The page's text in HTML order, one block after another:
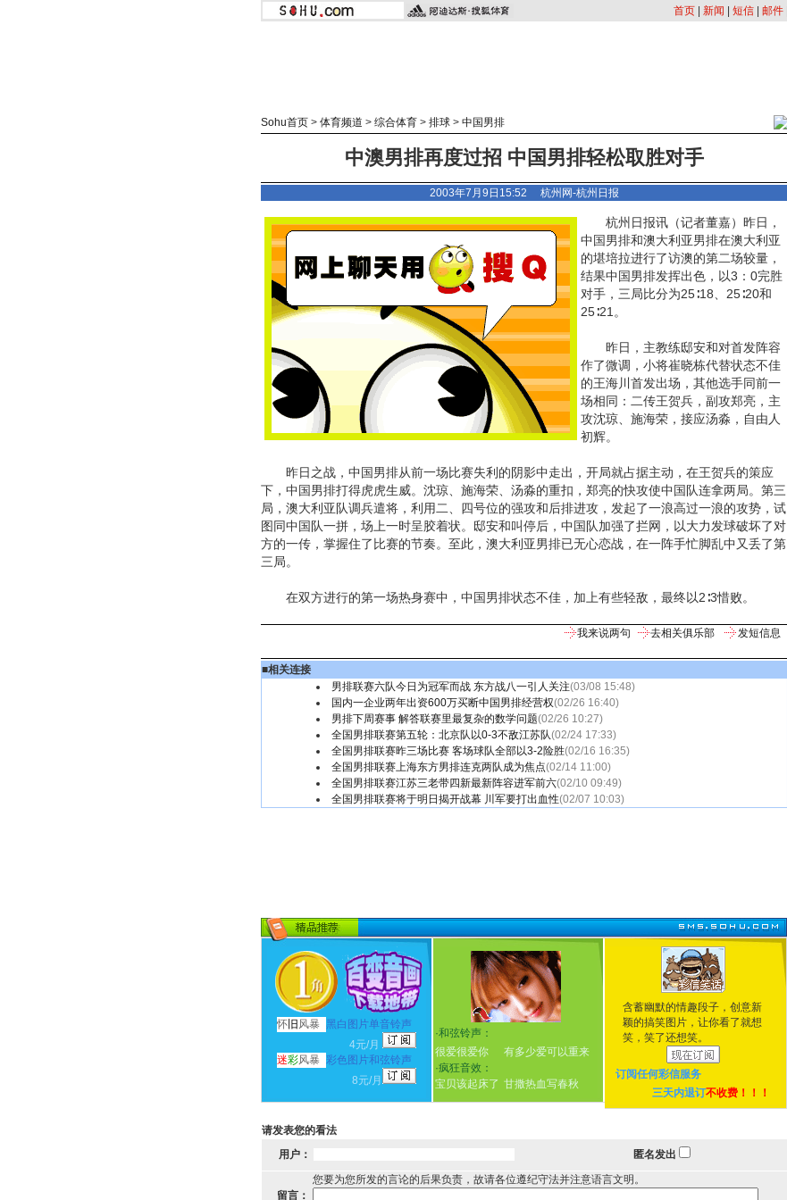
首页 新闻 短信 邮件
Sohu首页 > 体育频道 > 综合体育 > 排球 > 中国男排
中澳男排再度过招 中国男排轻松取胜对手
2003年7月9日15:52 杭州网-杭州日报
杭州日报讯（记者董嘉）昨日，
中国男排和澳大利亚男排在澳大利亚
的堪培拉进行了访澳的第二场较量，
结果中国男排发挥出色，以3：0完胜
对手，三局比分为25∶18、25∶20和
25∶21。
昨日，主教练邸安和对首发阵容
作了微调，小将崔晓栋代替状态不佳
的王海川首发出场，其他选手同前一
场相同：二传王贺兵，副攻郑亮，主
攻沈琼、施海荣，接应汤淼，自由人
初辉。
昨日之战，中国男排从前一场比赛失利的阴影中走出，开局就占据主动，在王贺兵的策应
下，中国男排打得虎虎生威。沈琼、施海荣、汤淼的重扣，郑亮的快攻使中国队连拿两局。第三
局，澳大利亚队调兵遣将，利用二、四号位的强攻和后排进攻，发起了一浪高过一浪的攻势，试
图同中国队一拼，场上一时呈胶着状。邸安和叫停后，中国队加强了拦网，以大力发球破坏了对
方的一传，掌握住了比赛的节奏。至此，澳大利亚男排已无心恋战，在一阵手忙脚乱中又丢了第
三局。
在双方进行的第一场热身赛中，中国男排状态不佳，加上有些轻敌，最终以2∶3惜败。
我来说两句 去相关俱乐部 发短信息
■相关连接
男排联赛六队今日为冠军而战 东方战八一引人关注(03/08 15:48)
国内一企业两年出资600万买断中国男排经营权(02/26 16:40)
男排下周赛事 解答联赛里最复杂的数学问题(02/26 10:27)
全国男排联赛第五轮：北京队以0-3不敌江苏队(02/24 17:33)
全国男排联赛昨三场比赛 客场球队全部以3-2险胜(02/16 16:35)
全国男排联赛上海东方男排连克两队成为焦点(02/14 11:00)
全国男排联赛江苏三老带四新最新阵容进军前六(02/10 09:49)
全国男排联赛将于明日揭开战幕 川军要打出血性(02/07 10:03)
怀 旧 风暴
黑白图片单音铃声
4元/月
迷彩风暴 彩色图片和弦铃声
8元/月
·和弦铃声：
很爱很爱你
有多少爱可以重来
·疯狂音效：
宝贝该起床了 甘撒热血写春秋
含蓄幽默的情趣段子，创意新
颖的搞笑图片，让你看了就想
笑，笑了还想笑。
订阅任何彩信服务
三天内退订不收费！！！
请发表您的看法
用户：
匿名发出
您要为您所发的言论的后果负责，故请各位遵纪守法并注意语言文明。
留言：